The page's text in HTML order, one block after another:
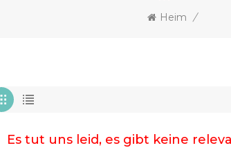
Heim /
Es tut uns leid, es gibt keine